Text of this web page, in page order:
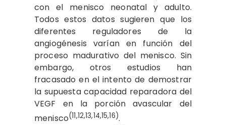
con el menisco neonatal y adulto.
Todos estos datos sugieren que los
diferentes reguladores de la
angiogénesis varían en función del
proceso madurativo del menisco. Sin
embargo, otros estudios han
fracasado en el intento de demostrar
la supuesta capacidad reparadora del
VEGF en la porción avascular del
menisco(11,12,13,14,15,16).